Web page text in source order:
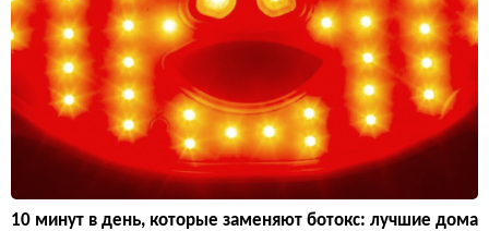
10 минут в день, которые заменяют ботокс: лучшие дома